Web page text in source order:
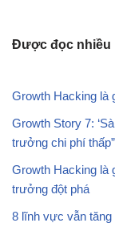
Được đọc nhiều
Growth Hacking là
Growth Story 7:
trưởng chi phí thấp”
Growth Hacking là
trưởng đột phá
8 lĩnh vực vẫn